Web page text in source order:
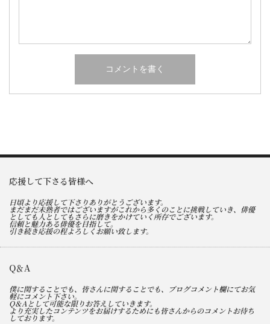
応援して下さる皆様へ
日頃より応援して下さりありがとうございます。
まだまだ未熟者ではございますがこれから多くのことに挑戦していき、俳優
としても人としてもさらに磨きをかけていく所存でございます。
信頼と魅力ある俳優を目指して。
引き続き応援の程よろしくお願い致します。
Q＆A
僕に関することでも、皆さんに関することでも、ブログコメント欄にてお気
軽にコメント下さい。
Q＆Aとして可能な限りお答えしていきます。
より充実したコンテンツをお届けするためにも皆さんからのコメントお待ち
しております。